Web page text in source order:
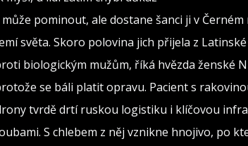
pominout, ale dostane šanci ji v
světa. Skoro polovina jich přijela z
biologickým mužům, říká hvězda ženské
se báli platit opravu. Pacient s
tvrdě drtí ruskou logistiku i klíčovou
S chlebem z něj vznikne hnojivo, po